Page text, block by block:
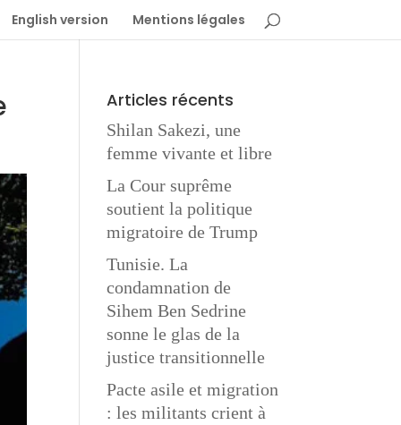
English version Mentions légales
Articles récents
Shilan Sakezi, une
femme vivante et libre
La Cour suprême
soutient la politique
migratoire de Trump
Tunisie. La
condamnation de
Sihem Ben Sedrine
sonne le glas de la
justice transitionnelle
Pacte asile et migration
: les militants crient à